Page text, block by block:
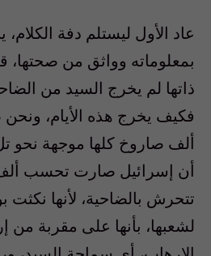
عاد الأول ليستلم دفة الكلام،
بمعلوماته وواثق من
ذاتها لم يخرج السيد من
فكيف يخرج هذه الأيام،
ألف صاروخ كلها موجهة نحو
أن إسرائيل صارت تحسب
تتحرش بالضاحية، لأنها نكثت
لشعبها، بأنها على مقربة